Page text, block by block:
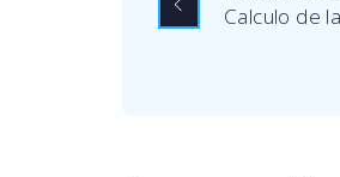
Calculo de